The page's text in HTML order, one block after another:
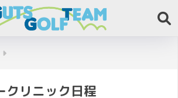
クリニック日程